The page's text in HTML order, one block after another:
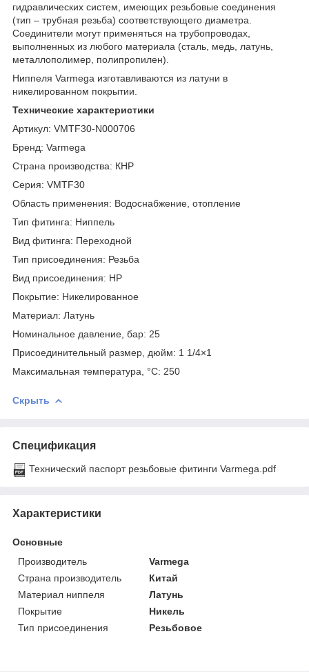
гидравлических систем, имеющих резьбовые соединения
(тип – трубная резьба) соответствующего диаметра.
Соединители могут применяться на трубопроводах,
выполненных из любого материала (сталь, медь, латунь,
металлополимер, полипропилен).
Ниппеля Varmega изготавливаются из латуни в
никелированном покрытии.
Технические характеристики
Артикул: VMTF30-N000706
Бренд: Varmega
Страна производства: КНР
Серия: VMTF30
Область применения: Водоснабжение, отопление
Тип фитинга: Ниппель
Вид фитинга: Переходной
Тип присоединения: Резьба
Вид присоединения: НР
Покрытие: Никелированное
Материал: Латунь
Номинальное давление, бар: 25
Присоединительный размер, дюйм: 1 1/4×1
Максимальная температура, °С: 250
Скрыть
Спецификация
Технический паспорт резьбовые фитинги Varmega.pdf
Характеристики
Основные
Производитель
Varmega
Страна производитель
Китай
Материал ниппеля
Латунь
Покрытие
Никель
Тип присоединения
Резьбовое